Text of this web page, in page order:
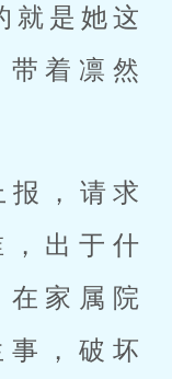
就是她这
着凛然
报，请求
出于什
家属院
，破坏